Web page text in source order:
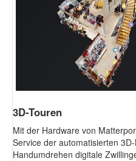
3D-Touren
Mit der Hardware von
Service der automatisierten
Handumdrehen digitale